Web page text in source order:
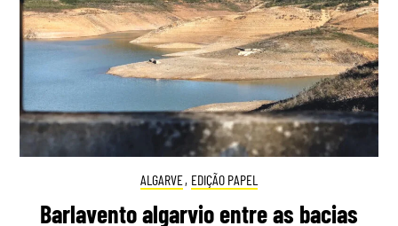
ALGARVE, EDIÇÃO PAPEL
Barlavento algarvio entre as bacias